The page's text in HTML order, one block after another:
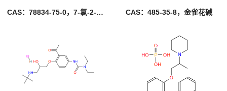
CAS：78834-75-0，7-氯-2-氧代庚酸乙酯 CAS：485-35-8，金雀花碱